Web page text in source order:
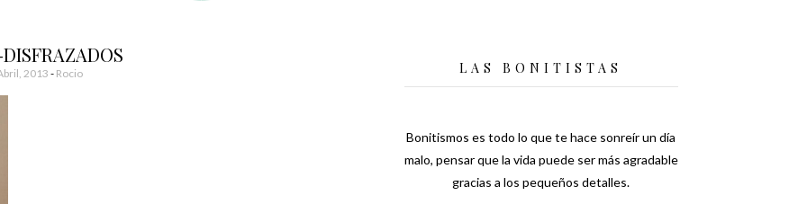
2013 - Rocio LAS BONITISTAS
Bonitismos es todo lo que te hace sonreír un día
malo, pensar que la vida puede ser más agradable
gracias a los pequeños detalles.